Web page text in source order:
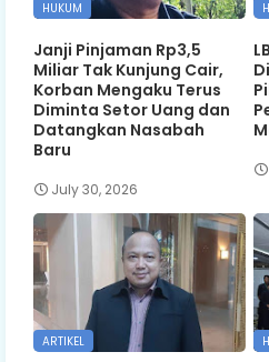
HUKUM
Janji Pinjaman Rp3,5
Miliar Tak Kunjung Cair,
Korban Mengaku Terus
Diminta Setor Uang dan
Datangkan Nasabah
Baru
July 30, 2026
ARTIKEL